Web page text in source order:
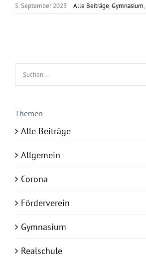
5. September 2023 | Alle Beiträge,Gymnasium,
Suche
nach:
Themen
Alle Beiträge
Allgemein
Corona
Förderverein
Gymnasium
Realschule